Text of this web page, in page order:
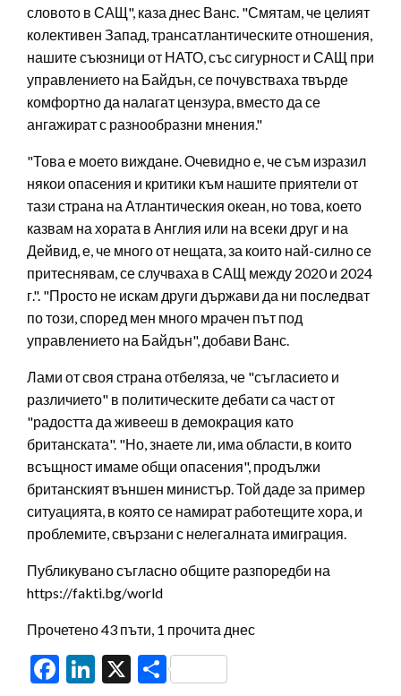
словото в САЩ", каза днес Ванс. "Смятам, че целият
колективен Запад, трансатлантическите отношения,
нашите съюзници от НАТО, със сигурност и САЩ при
управлението на Байдън, се почувстваха твърде
комфортно да налагат цензура, вместо да се
ангажират с разнообразни мнения."
"Това е моето виждане. Очевидно е, че съм изразил
някои опасения и критики към нашите приятели от
тази страна на Атлантическия океан, но това, което
казвам на хората в Англия или на всеки друг и на
Дейвид, е, че много от нещата, за които най-силно се
притеснявам, се случваха в САЩ между 2020 и 2024
г.". "Просто не искам други държави да ни последват
по този, според мен много мрачен път под
управлението на Байдън", добави Ванс.
Лами от своя страна отбеляза, че "съгласието и
различието" в политическите дебати са част от
"радостта да живееш в демокрация като
британската". "Но, знаете ли, има области, в които
всъщност имаме общи опасения", продължи
британският външен министър. Той даде за пример
ситуацията, в която се намират работещите хора, и
проблемите, свързани с нелегалната имиграция.
Публикувано съгласно общите разпоредби на
https://fakti.bg/world
Прочетено 43 пъти, 1 прочита днес
Facebook
LinkedIn
X Share